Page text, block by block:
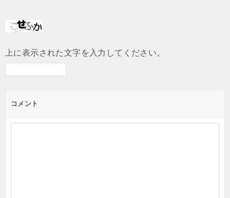
上に表示された文字を入力してください。
コメント